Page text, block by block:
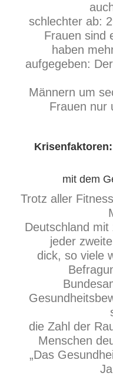
schlechter ab:
Frauen sind
haben
aufgegeben:
Männern um
Frauen nur
mit dem
Trotz aller
Deutschland
jeder
dick, so viele
die Zahl der
Menschen
„Das